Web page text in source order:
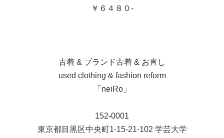
￥６４８０-
古着 & ブランド古着 & お直し
used clothing & fashion reform
「neiRo」
152-0001
東京都目黒区中央町1-15-21-102 学芸大学